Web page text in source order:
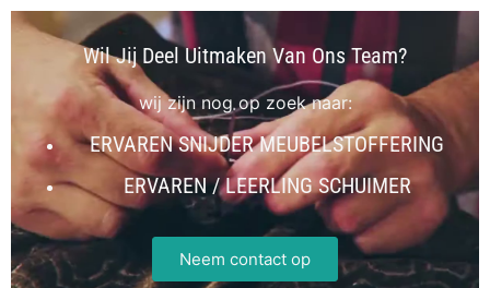
Wil Jij Deel Uitmaken Van Ons Team?
wij zijn nog op zoek naar:
ERVAREN SNIJDER MEUBELSTOFFERING
ERVAREN / LEERLING SCHUIMER
Neem contact op